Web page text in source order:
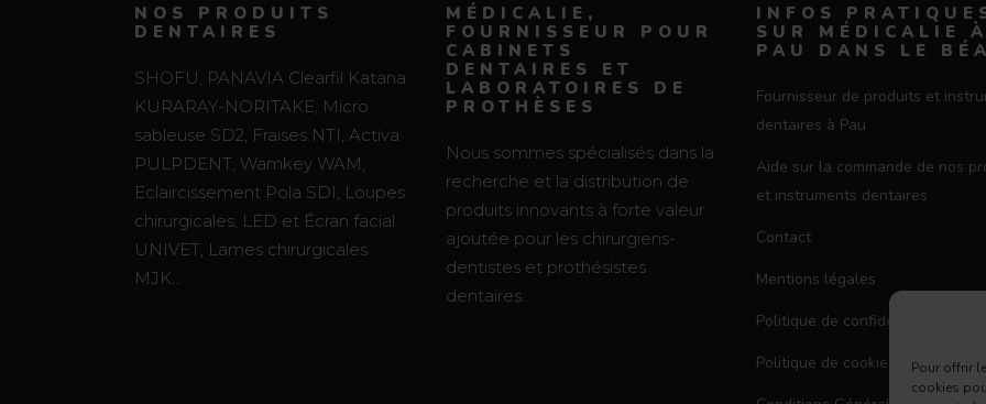
Pour offrir
cookies
NOS PRODUITS
DENTAIRES
SHOFU, PANAVIA Clearfil Katana
KURARAY-NORITAKE, Micro
sableuse SD2, Fraises NTI, Activa
PULPDENT, Wamkey WAM,
Eclaircissement Pola SDI, Loupes
chirurgicales, LED et Écran facial
UNIVET, Lames chirurgicales
MJK…
MÉDICALIE,
FOURNISSEUR POUR
CABINETS
DENTAIRES ET
LABORATOIRES DE
PROTHÈSES
Nous sommes spécialisés dans la
recherche et la distribution de
produits innovants à forte valeur
ajoutée pour les chirurgiens-
dentistes et prothésistes
dentaires.
INFOS
SUR MÉDICALIE À
PAU DANS LE
Fournisseur de produits et
dentaires à Pau
Aide sur la commande de nos
et instruments dentaires
Contact
Mentions légales
Politique de confidentialité
Politique de cookies (UE)